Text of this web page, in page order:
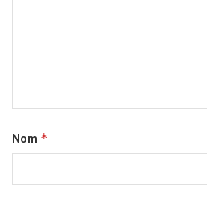
Nom *